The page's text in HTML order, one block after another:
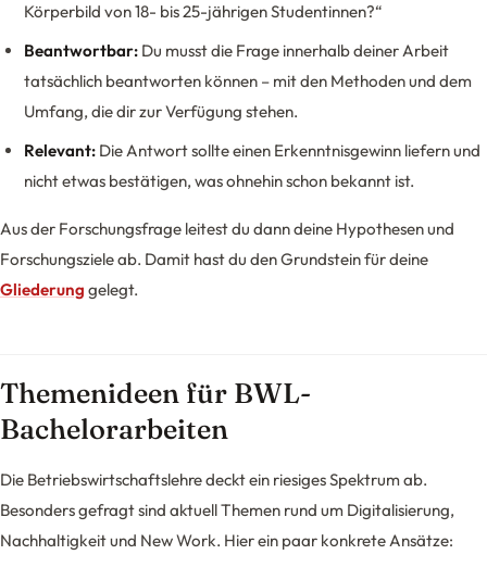
Körperbild von 18- bis 25-jährigen Studentinnen?“
Beantwortbar: Du musst die Frage innerhalb deiner Arbeit
tatsächlich beantworten können – mit den Methoden und dem
Umfang, die dir zur Verfügung stehen.
Relevant: Die Antwort sollte einen Erkenntnisgewinn liefern und
nicht etwas bestätigen, was ohnehin schon bekannt ist.
Aus der Forschungsfrage leitest du dann deine Hypothesen und
Forschungsziele ab. Damit hast du den Grundstein für deine
Gliederung gelegt.
Themenideen für BWL-
Bachelorarbeiten
Die Betriebswirtschaftslehre deckt ein riesiges Spektrum ab.
Besonders gefragt sind aktuell Themen rund um Digitalisierung,
Nachhaltigkeit und New Work. Hier ein paar konkrete Ansätze: